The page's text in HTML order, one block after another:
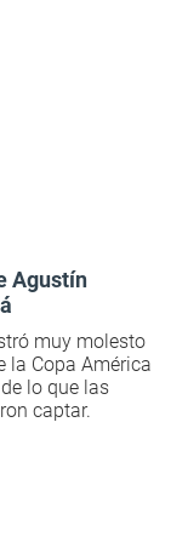
Agustín
muy molesto
la Copa América
lo que las
captar.